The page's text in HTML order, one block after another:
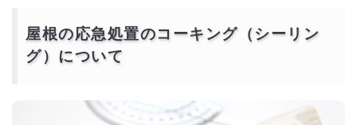
屋根の応急処置のコーキング（シーリン
グ）について